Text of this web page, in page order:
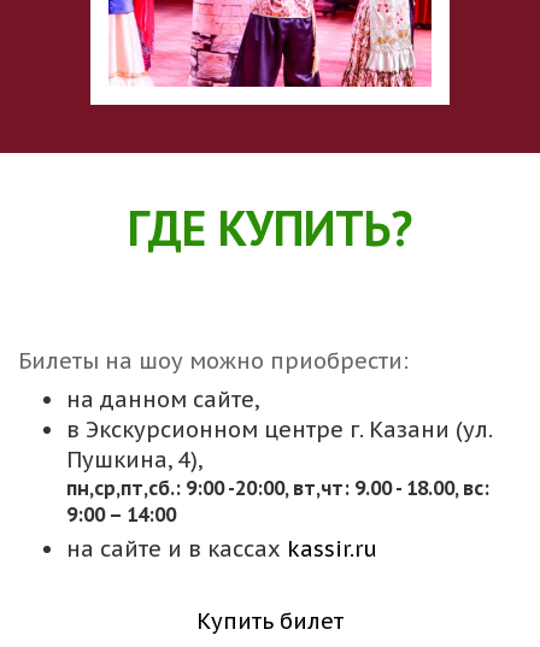
ГДЕ КУПИТЬ?
Билеты на шоу можно приобрести:
на данном сайте,
в Экскурсионном центре г. Казани (ул.
Пушкина, 4),
пн,cр,пт,сб.: 9:00 -20:00, вт,чт: 9.00 - 18.00, вс:
9:00 – 14:00
на сайте и в кассах kassir.ru
Купить билет